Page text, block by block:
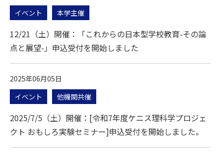
イベント
本学主催
12/21（土）開催：「これからの日本型学校教育-その論
点と展望-」申込受付を開始しました
2025年06月05日
イベント
他機関共催
2025/7/5（土）開催：[令和7年度ケニス理科学プロジェ
クト おもしろ実験セミナー]申込受付を開始しました。